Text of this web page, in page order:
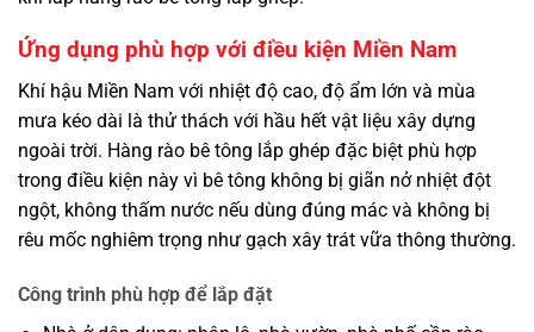
Ứng dụng phù hợp với điều kiện Miền Nam
Khí hậu Miền Nam với nhiệt độ cao, độ ẩm lớn và mùa
mưa kéo dài là thử thách với hầu hết vật liệu xây dựng
ngoài trời. Hàng rào bê tông lắp ghép đặc biệt phù hợp
trong điều kiện này vì bê tông không bị giãn nở nhiệt đột
ngột, không thấm nước nếu dùng đúng mác và không bị
rêu mốc nghiêm trọng như gạch xây trát vữa thông thường.
Công trình phù hợp để lắp đặt